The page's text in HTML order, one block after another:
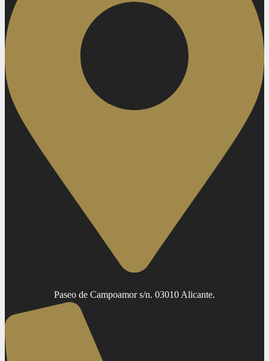
Paseo de Campoamor s/n. 03010 Alicante.